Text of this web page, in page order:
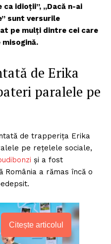
ca idioții”, „Dacă n-ai
sunt versurile
pe mulți dintre cei care
misogină.
de Erika
paralele pe
de trapperița Erika
pe rețelele sociale,
și a fost
România a rămas încă o
Citește articolul